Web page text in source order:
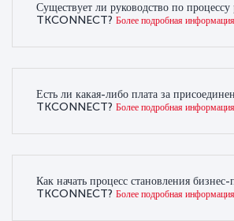
Существует ли руководство по процессу
TKCONNECT? Более подробная информация
Есть ли какая-либо плата за
TKCONNECT? Более подробная информация
Как начать процесс становления
TKCONNECT? Более подробная информация